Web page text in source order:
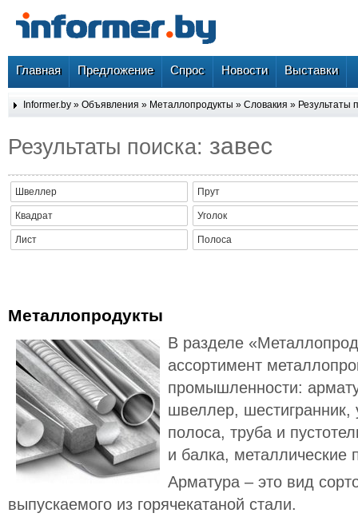
Главная Предложение Спрос Новости Выставки
Informer.by » Объявления » Металлопродукты » Словакия » Результаты
Результаты поиска: завес
Швеллер Прут
Квадрат Уголок
Лист Полоса
Металлопродукты
В разделе
ассортимент
промышленности:
швеллер, шестигранник,
полоса, труба и
и балка, металлические
Арматура – это вид
выпускаемого из горячекатаной стали.